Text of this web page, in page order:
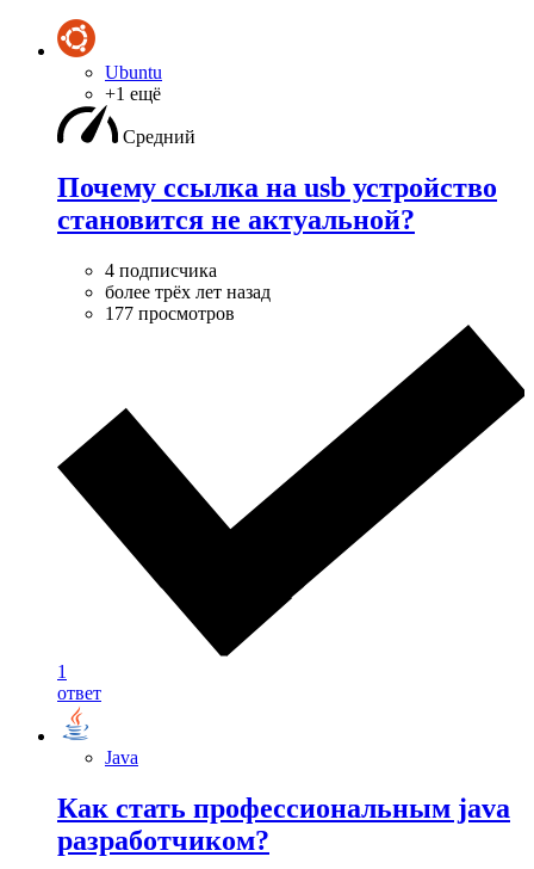
Ubuntu
+1 ещё
Средний
Почему ссылка на usb устройство
становится не актуальной?
4 подписчика
более трёх лет назад
177 просмотров
1
ответ
Java
Как стать профессиональным java
разработчиком?